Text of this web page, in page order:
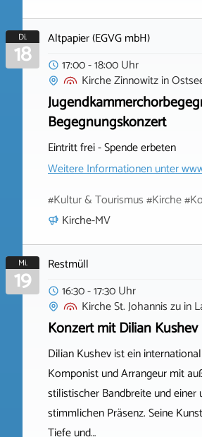
Di.
18
Altpapier (EGVG mbH)
17:00 - 18:00 Uhr
Kirche Zinnowitzin
Begegnungskonzert
Eintritt frei - Spende erbeten
Weitere Informationen unter
#Kultur & Tourismus #Kirche
Kirche-MV
Mi.
19
Restmüll
16:30 - 17:30 Uhr
Kirche St. Johannis zuin
Konzert mit Dilian Kushev
Dilian Kushev ist ein
Komponist und Arrangeur mit
stilistischer Bandbreite und einer
stimmlichen Präsenz. Seine
Tiefe und…